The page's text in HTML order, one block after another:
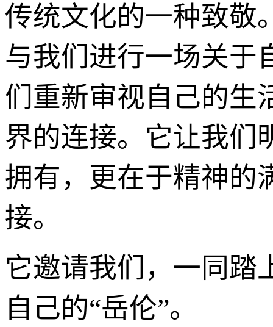
传统文化的一种致敬
与我们进行一场关于
们重新审视自己的生
界的连接。它让我们
拥有，更在于精神的
接。
它邀请我们，一同踏
自己的“岳伦”。